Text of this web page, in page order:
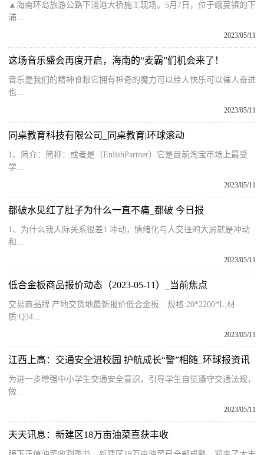
▲海南环岛旅游公路下浦港大桥施工现场。5月7日，位于峨蔓镇的下
浦...
2023/05/11
这场音乐盛会再度开启，海南的“麦霸”们机会来了！
音乐是我们的精神食粮它拥有神奇的魔力可以给人快乐可以催人奋进
也...
2023/05/11
同桌教育科技有限公司_同桌教育|环球滚动
1、简介：简称：或者是（EnlishPartner）它是目前淘宝市场上最受
学...
2023/05/11
都破水见红了肚子为什么一直不痛_都破 今日报
1、为什么我人际关系很差1 冲动，情绪化与人交往的大忌就是冲动
和...
2023/05/11
低合金板商品报价动态（2023-05-11）_当前焦点
交易商品牌 产地交货地最新报价低合金板 规格:20*2200*L;材
质:Q34...
2023/05/11
江西上高：交通安全进校园 护航成长“警”相随_环球报资讯
为进一步增强中小学生交通安全意识，引导学生自觉遵守交通法规，
做...
2023/05/11
天天讯息：新建区18万亩油菜喜获丰收